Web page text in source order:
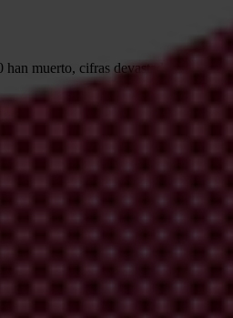
muerto, cifras devastadoras que
países se enfrentan a la escasez de
ciudadana es escasa.
incluso en tiempos de crisis hay
más lo necesitan.